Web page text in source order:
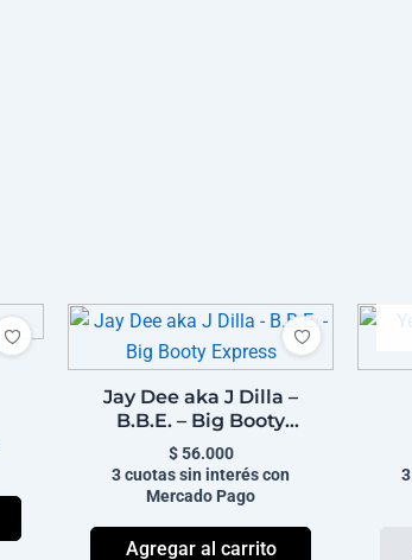
Jay Dee aka J Dilla –
B.B.E. – Big Booty
Express
$56.000
3 cuotas sin interés con
Mercado Pago
Agregar al carrito